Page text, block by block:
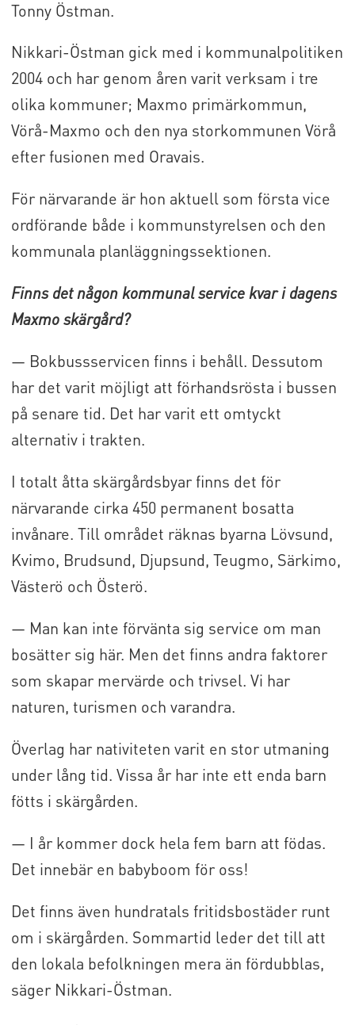
Tonny Östman.
Nikkari-Östman gick med i kommunalpolitiken
2004 och har genom åren varit verksam i tre
olika kommuner; Maxmo primärkommun,
Vörå-Maxmo och den nya storkommunen Vörå
efter fusionen med Oravais.
För närvarande är hon aktuell som första vice
ordförande både i kommunstyrelsen och den
kommunala planläggningssektionen.
Finns det någon kommunal service kvar i dagens
Maxmo skärgård?
— Bokbussservicen finns i behåll. Dessutom
har det varit möjligt att förhandsrösta i bussen
på senare tid. Det har varit ett omtyckt
alternativ i trakten.
I totalt åtta skärgårdsbyar finns det för
närvarande cirka 450 permanent bosatta
invånare. Till området räknas byarna Lövsund,
Kvimo, Brudsund, Djupsund, Teugmo, Särkimo,
Västerö och Österö.
— Man kan inte förvänta sig service om man
bosätter sig här. Men det finns andra faktorer
som skapar mervärde och trivsel. Vi har
naturen, turismen och varandra.
Överlag har nativiteten varit en stor utmaning
under lång tid. Vissa år har inte ett enda barn
fötts i skärgården.
— I år kommer dock hela fem barn att födas.
Det innebär en babyboom för oss!
Det finns även hundratals fritidsbostäder runt
om i skärgården. Sommartid leder det till att
den lokala befolkningen mera än fördubblas,
säger Nikkari-Östman.